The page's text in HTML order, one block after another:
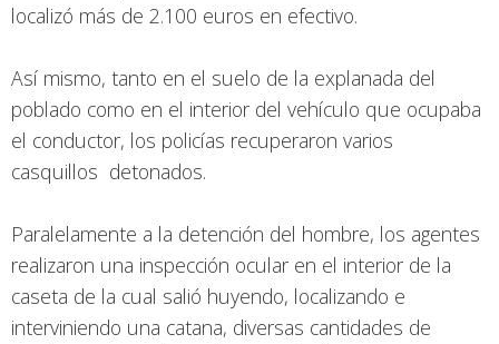
localizó más de 2.100 euros en efectivo.
Así mismo, tanto en el suelo de la explanada del
poblado como en el interior del vehículo que ocupaba
el conductor, los policías recuperaron varios
casquillos detonados.
Paralelamente a la detención del hombre, los agentes
realizaron una inspección ocular en el interior de la
caseta de la cual salió huyendo, localizando e
interviniendo una catana, diversas cantidades de